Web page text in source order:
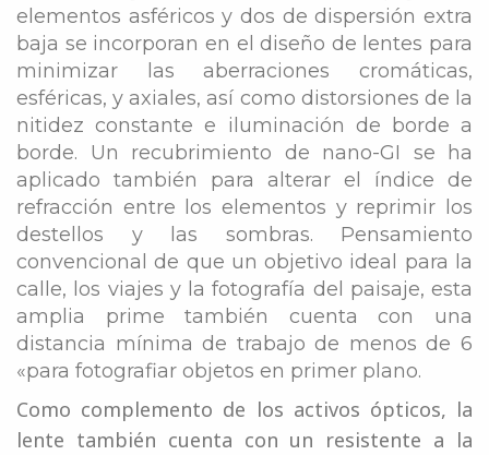
elementos asféricos y dos de dispersión extra
baja se incorporan en el diseño de lentes para
minimizar las aberraciones cromáticas,
esféricas, y axiales, así como distorsiones de la
nitidez constante e iluminación de borde a
borde. Un recubrimiento de nano-GI se ha
aplicado también para alterar el índice de
refracción entre los elementos y reprimir los
destellos y las sombras. Pensamiento
convencional de que un objetivo ideal para la
calle, los viajes y la fotografía del paisaje, esta
amplia prime también cuenta con una
distancia mínima de trabajo de menos de 6
«para fotografiar objetos en primer plano.
Como complemento de los activos ópticos, la
lente también cuenta con un resistente a la